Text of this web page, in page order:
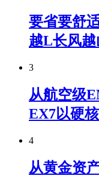
要省要舒
越L长风
3
从航空级
EX7以硬
4
从黄金资